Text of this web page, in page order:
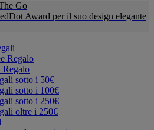
Go
Award per il suo design elegante
Regalo
Regalo
sotto i 50€
sotto i 100€
sotto i 250€
oltre i 250€